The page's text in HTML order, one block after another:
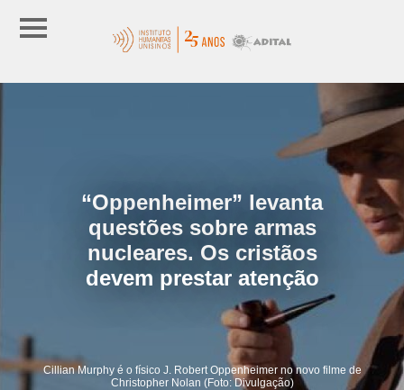
“Oppenheimer” levanta
questões sobre armas
nucleares. Os cristãos
devem prestar atenção
Cillian Murphy é o físico J. Robert Oppenheimer no novo filme de
Christopher Nolan (Foto: Divulgação)